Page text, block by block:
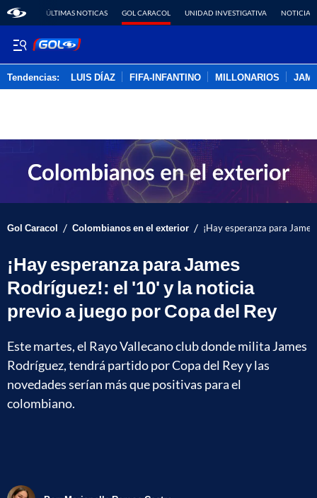
ÚLTIMAS NOTICAS GOL CARACOL UNIDAD INVESTIGATIVA NOTICIAS
Tendencias: LUIS DÍAZ FIFA-INFANTINO MILLONARIOS
Gol Caracol / Colombianos en el exterior / ¡Hay esperanza para
¡Hay esperanza para James
Rodríguez!: el '10' y la noticia
previo a juego por Copa del Rey
Este martes, el Rayo Vallecano club donde milita James
Rodríguez, tendrá partido por Copa del Rey y las
novedades serían más que positivas para el
colombiano.